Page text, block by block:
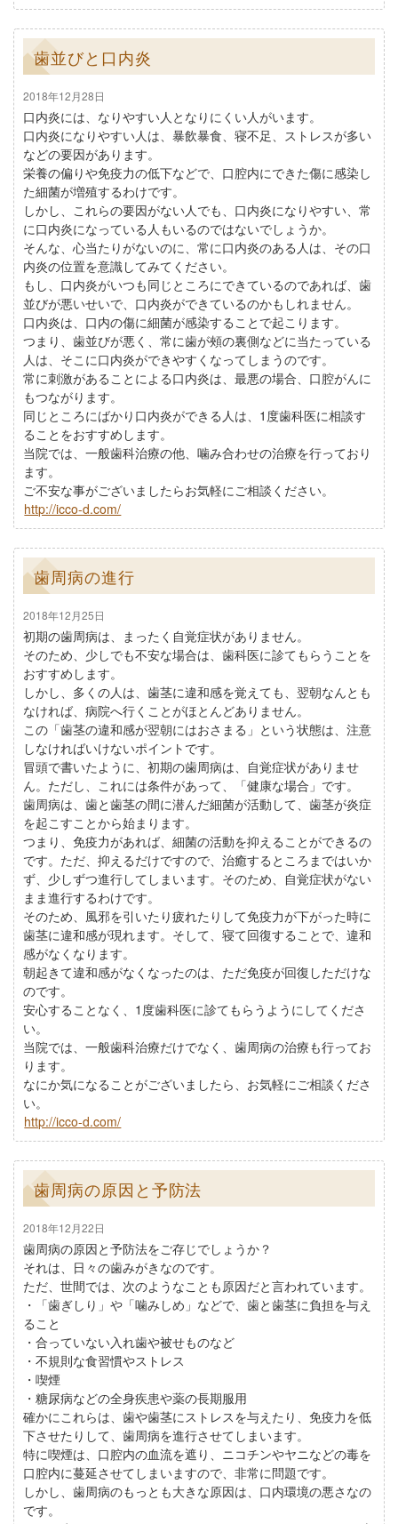
歯並びと口内炎
2018年12月28日
口内炎には、なりやすい人となりにくい人がいます。
口内炎になりやすい人は、暴飲暴食、寝不足、ストレスが多い
などの要因があります。
栄養の偏りや免疫力の低下などで、口腔内にできた傷に感染し
た細菌が増殖するわけです。
しかし、これらの要因がない人でも、口内炎になりやすい、常
に口内炎になっている人もいるのではないでしょうか。
そんな、心当たりがないのに、常に口内炎のある人は、その口
内炎の位置を意識してみてください。
もし、口内炎がいつも同じところにできているのであれば、歯
並びが悪いせいで、口内炎ができているのかもしれません。
口内炎は、口内の傷に細菌が感染することで起こります。
つまり、歯並びが悪く、常に歯が頰の裏側などに当たっている
人は、そこに口内炎ができやすくなってしまうのです。
常に刺激があることによる口内炎は、最悪の場合、口腔がんに
もつながります。
同じところにばかり口内炎ができる人は、1度歯科医に相談す
ることをおすすめします。
当院では、一般歯科治療の他、噛み合わせの治療を行っており
ます。
ご不安な事がございましたらお気軽にご相談ください。
http://icco-d.com/
歯周病の進行
2018年12月25日
初期の歯周病は、まったく自覚症状がありません。
そのため、少しでも不安な場合は、歯科医に診てもらうことを
おすすめします。
しかし、多くの人は、歯茎に違和感を覚えても、翌朝なんとも
なければ、病院へ行くことがほとんどありません。
この「歯茎の違和感が翌朝にはおさまる」という状態は、注意
しなければいけないポイントです。
冒頭で書いたように、初期の歯周病は、自覚症状がありませ
ん。ただし、これには条件があって、「健康な場合」です。
歯周病は、歯と歯茎の間に潜んだ細菌が活動して、歯茎が炎症
を起こすことから始まります。
つまり、免疫力があれば、細菌の活動を抑えることができるの
です。ただ、抑えるだけですので、治癒するところまではいか
ず、少しずつ進行してしまいます。そのため、自覚症状がない
まま進行するわけです。
そのため、風邪を引いたり疲れたりして免疫力が下がった時に
歯茎に違和感が現れます。そして、寝て回復することで、違和
感がなくなります。
朝起きて違和感がなくなったのは、ただ免疫が回復しただけな
のです。
安心することなく、1度歯科医に診てもらうようにしてくださ
い。
当院では、一般歯科治療だけでなく、歯周病の治療も行ってお
ります。
なにか気になることがございましたら、お気軽にご相談くださ
い。
http://icco-d.com/
歯周病の原因と予防法
2018年12月22日
歯周病の原因と予防法をご存じでしょうか？
それは、日々の歯みがきなのです。
ただ、世間では、次のようなことも原因だと言われています。
・「歯ぎしり」や「噛みしめ」などで、歯と歯茎に負担を与え
ること
・合っていない入れ歯や被せものなど
・不規則な食習慣やストレス
・喫煙
・糖尿病などの全身疾患や薬の長期服用
確かにこれらは、歯や歯茎にストレスを与えたり、免疫力を低
下させたりして、歯周病を進行させてしまいます。
特に喫煙は、口腔内の血流を遮り、ニコチンやヤニなどの毒を
口腔内に蔓延させてしまいますので、非常に問題です。
しかし、歯周病のもっとも大きな原因は、口内環境の悪さなの
です。